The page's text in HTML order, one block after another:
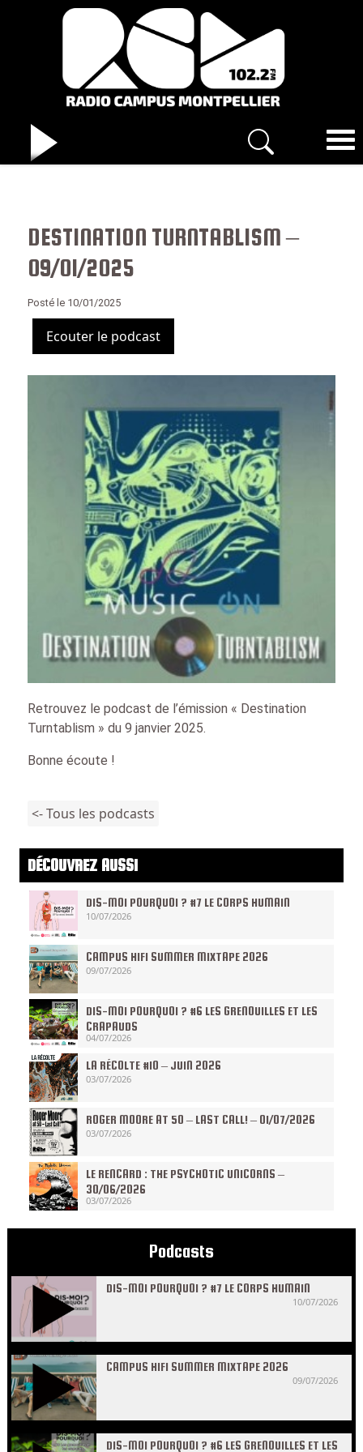
DESTINATION TURNTABLISM –
09/01/2025
Posté le 10/01/2025
Ecouter le podcast
Retrouvez le podcast de l’émission « Destination
Turntablism » du 9 janvier 2025.
Bonne écoute !
<- Tous les podcasts
DÉCOUVREZ AUSSI
DIS-MOI POURQUOI ? #7 LE CORPS HUMAIN
10/07/2026
CAMPUS HIFI SUMMER MIXTAPE 2026
09/07/2026
DIS-MOI POURQUOI ? #6 LES GRENOUILLES ET LES
CRAPAUDS
04/07/2026
LA RÉCOLTE #10 – JUIN 2026
03/07/2026
ROGER MOORE AT 50 – LAST CALL! – 01/07/2026
03/07/2026
LE RENCARD : THE PSYCHOTIC UNICORNS –
30/06/2026
03/07/2026
Podcasts
DIS-MOI POURQUOI ? #7 LE CORPS HUMAIN
10/07/2026
CAMPUS HIFI SUMMER MIXTAPE 2026
09/07/2026
DIS-MOI POURQUOI ? #6 LES GRENOUILLES ET LES